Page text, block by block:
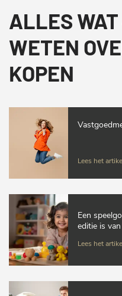
ALLES
WETEN
KOPEN
Lees het
Een
editie is
Lees het